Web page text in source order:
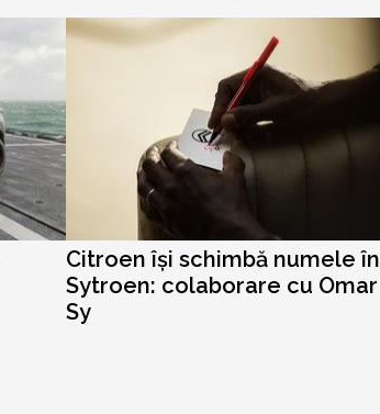
Citroen își schimbă numele în
Sytroen: colaborare cu Omar
Sy